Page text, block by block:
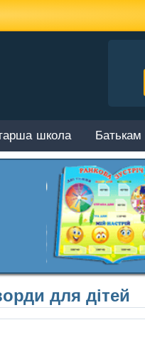
школа Батькам
для дітей